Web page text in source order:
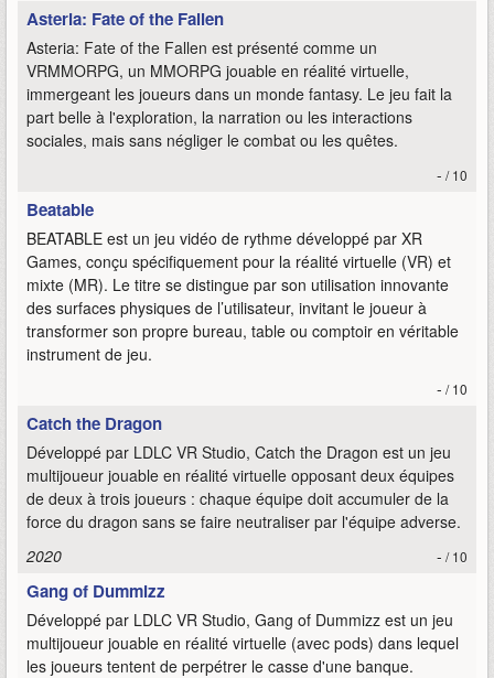
Asteria: Fate of the Fallen
Asteria: Fate of the Fallen est présenté comme un
VRMMORPG, un MMORPG jouable en réalité virtuelle,
immergeant les joueurs dans un monde fantasy. Le jeu fait la
part belle à l'exploration, la narration ou les interactions
sociales, mais sans négliger le combat ou les quêtes.
- / 10
Beatable
BEATABLE est un jeu vidéo de rythme développé par XR
Games, conçu spécifiquement pour la réalité virtuelle (VR) et
mixte (MR). Le titre se distingue par son utilisation innovante
des surfaces physiques de l’utilisateur, invitant le joueur à
transformer son propre bureau, table ou comptoir en véritable
instrument de jeu.
- / 10
Catch the Dragon
Développé par LDLC VR Studio, Catch the Dragon est un jeu
multijoueur jouable en réalité virtuelle opposant deux équipes
de deux à trois joueurs : chaque équipe doit accumuler de la
force du dragon sans se faire neutraliser par l'équipe adverse.
2020
- / 10
Gang of Dummizz
Développé par LDLC VR Studio, Gang of Dummizz est un jeu
multijoueur jouable en réalité virtuelle (avec pods) dans lequel
les joueurs tentent de perpétrer le casse d'une banque.